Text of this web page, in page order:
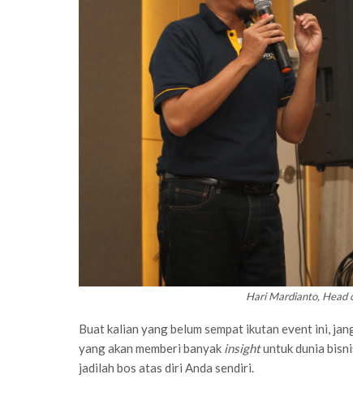
Hari Mardianto, Head
Buat kalian yang belum sempat ikutan event ini,
yang akan memberi banyak insightuntuk dunia
jadilah bos atas diri Anda sendiri.